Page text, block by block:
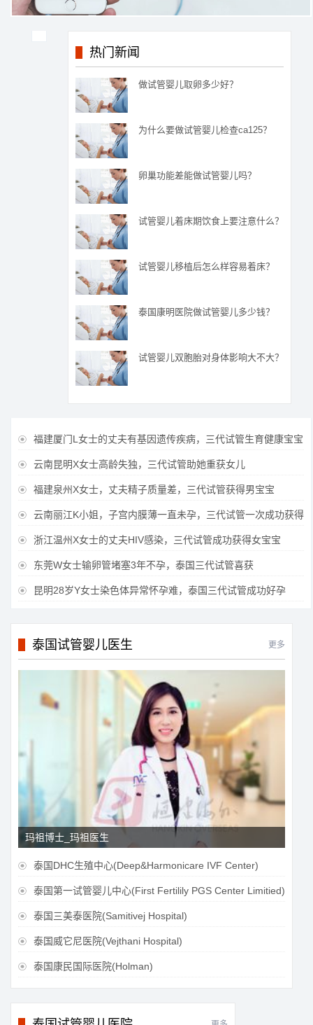
热门新闻
做试管婴儿取卵多少好？
为什么要做试管婴儿检查ca125？
卵巢功能差能做试管婴儿吗？
试管婴儿着床期饮食上要注意什么？
试管婴儿移植后怎么样容易着床？
泰国康明医院做试管婴儿多少钱？
试管婴儿双胞胎对身体影响大不大？
 福建厦门L女士的丈夫有基因遗传疾病，三代试管生育健康宝宝
 云南昆明X女士高龄失独，三代试管助她重获女儿
 福建泉州X女士，丈夫精子质量差，三代试管获得男宝宝
 云南丽江K小姐，子宫内膜薄一直未孕，三代试管一次成功获得
 浙江温州X女士的丈夫HIV感染，三代试管成功获得女宝宝
 东莞W女士输卵管堵塞3年不孕，泰国三代试管喜获
 昆明28岁Y女士染色体异常怀孕难，泰国三代试管成功好孕
泰国试管婴儿医生 更多
玛祖博士_玛祖医生
 泰国DHC生殖中心(Deep&Harmonicare IVF Center)
 泰国第一试管婴儿中心(First Fertilily PGS Center Limitied)
 泰国三美泰医院(Samitivej Hospital)
 泰国威它尼医院(Vejthani Hospital)
 泰国康民国际医院(Holman)